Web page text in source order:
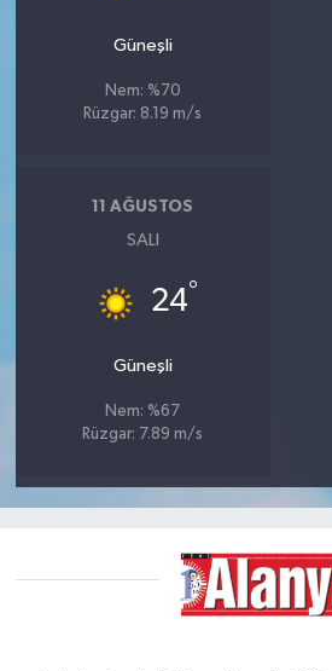
Güneşli
Nem: %70
Rüzgar: 8.19 m/s
11 AĞUSTOS
SALI
24°
Güneşli
Nem: %67
Rüzgar: 7.89 m/s